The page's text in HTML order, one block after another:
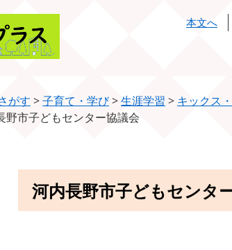
本文へ
がす >子育て・学び>生涯学習 > キックス
野市子どもセンター協議会
河内長野市子どもセンタ